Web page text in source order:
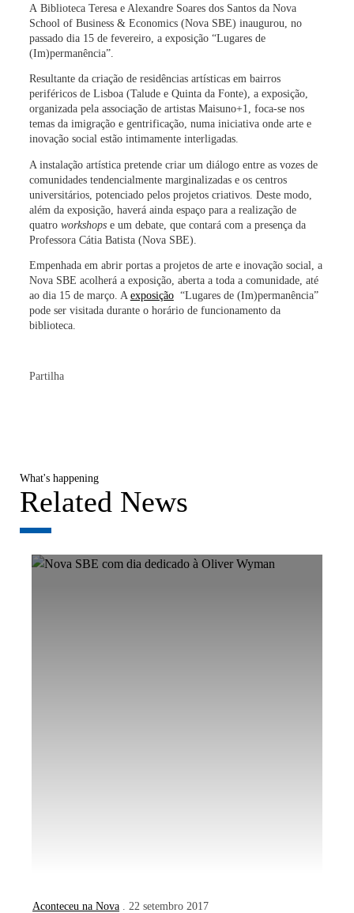
A Biblioteca Teresa e Alexandre Soares dos Santos da Nova
School of Business & Economics (Nova SBE) inaugurou, no
passado dia 15 de fevereiro, a exposição “Lugares de
(Im)permanência”.
Resultante da criação de residências artísticas em bairros
periféricos de Lisboa(Talude e Quinta da Fonte), a exposição,
organizada pela associação de artistas Maisuno+1, foca-se nos
temas da imigração e gentrificação, numa iniciativa onde arte e
inovação social estão intimamente interligadas.
A instalação artística pretende criar um diálogo entre as vozes de
comunidades tendencialmente marginalizadas e os centros
universitários, potenciado pelos projetos criativos. Deste modo,
além da exposição, haverá ainda espaço para a realização de
quatro workshopse um debate, que contará com a presença da
Professora Cátia Batista (Nova SBE).
Empenhada em abrir portas a projetos de arte e inovação social, a
Nova SBE acolherá a exposição, aberta a toda a comunidade, até
ao dia 15 de março. Aexposição“Lugares de (Im)permanência”
pode ser visitada durante o horário de funcionamento da
biblioteca.
Partilha
What's happening
Related News
Aconteceu na Nova . 22 setembro 2017